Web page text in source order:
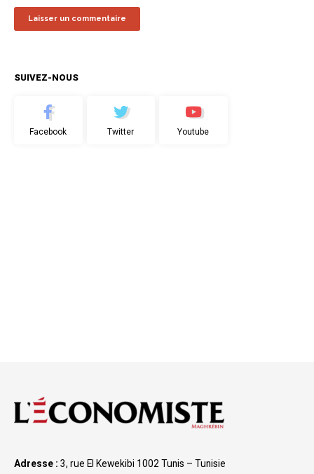
SUIVEZ-NOUS
Facebook Twitter Youtube
Adresse : 3, rue El Kewekibi 1002 Tunis – Tunisie